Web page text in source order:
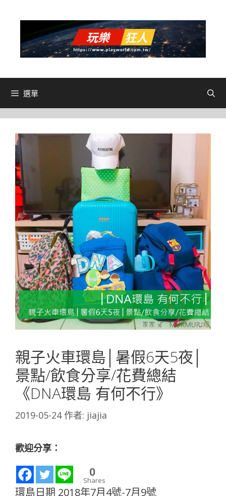
選單
親子火車環島│暑假6天5夜│
景點/飲食分享/花費總結
《DNA環島 有何不行》
2019-05-24 作者: jiajia
歡迎分享：
0
Shares
環島日期 2018年7月4號-7月9號